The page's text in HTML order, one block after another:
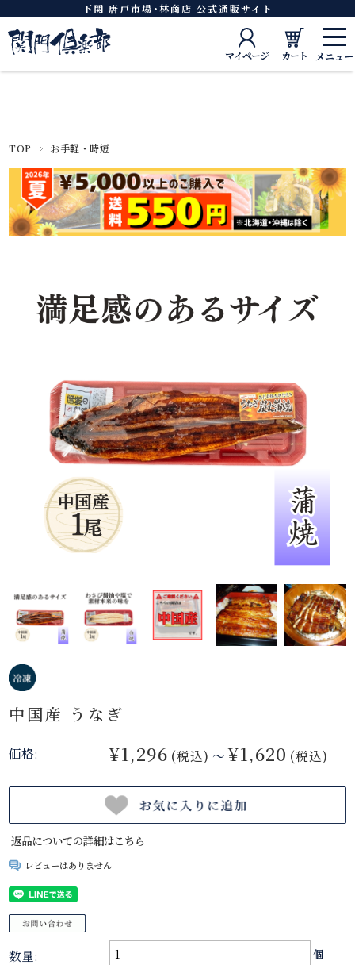
下関 唐戸市場･林商店 公式通販サイト
マイページ カート
TOP お手軽・時短
中国産 うなぎ
価格: ¥1,296 (税込) ～ ¥1,620 (税込)
返品についての詳細はこちら
レビューはありません
数量: 個